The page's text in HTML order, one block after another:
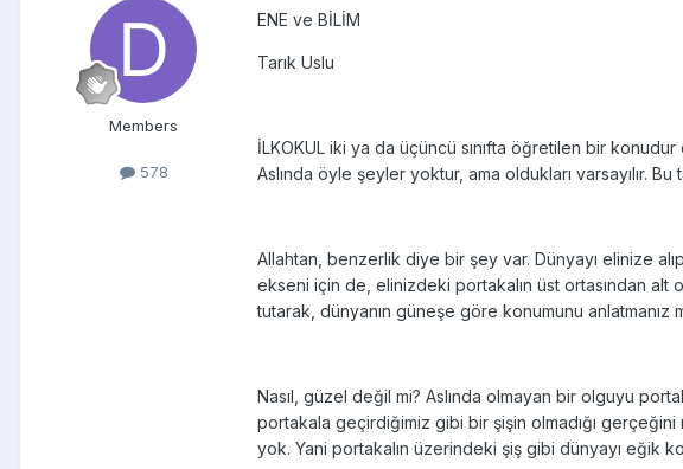
Members
578
ENE ve BİLİM
Tarık Uslu
İLKOKUL iki ya da üçüncü sınıfta öğretilen bir
Aslında öyle şeyler yoktur, ama oldukları varsayılır.
Allahtan, benzerlik diye bir şey var. Dünyayı elinize
ekseni için de, elinizdeki portakalın üst ortasından
tutarak, dünyanın güneşe göre konumunu anlatmanız
Nasıl, güzel değil mi? Aslında olmayan bir olguyu
portakala geçirdiğimiz gibi bir şişin olmadığı
yok. Yani portakalın üzerindeki şiş gibi dünyayı eğik